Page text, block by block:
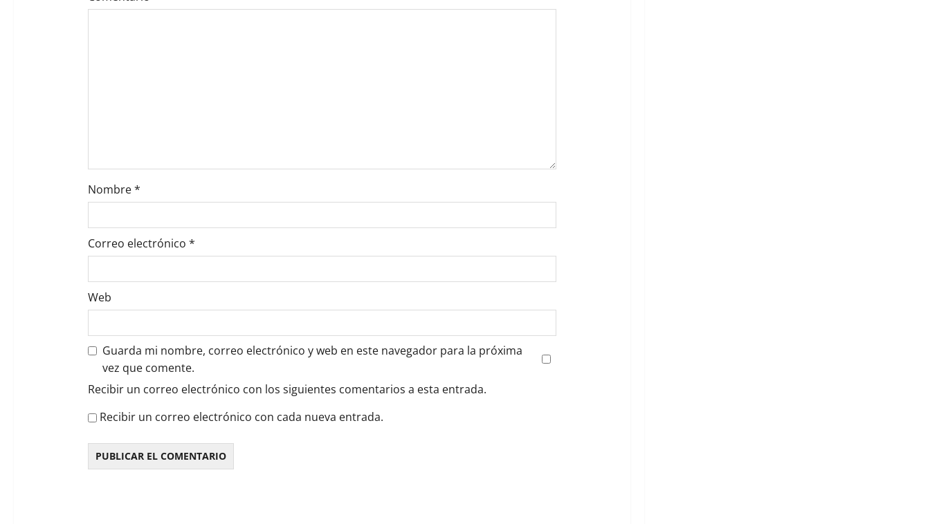
d
a
s
Nombre*
Correo electrónico *
Web
Guarda mi nombre, correo electrónico y web en este navegador para la próxima
vez que comente.
Recibir un correo electrónico con los siguientes comentarios a esta entrada.
Recibir un correo electrónico con cada nueva entrada.